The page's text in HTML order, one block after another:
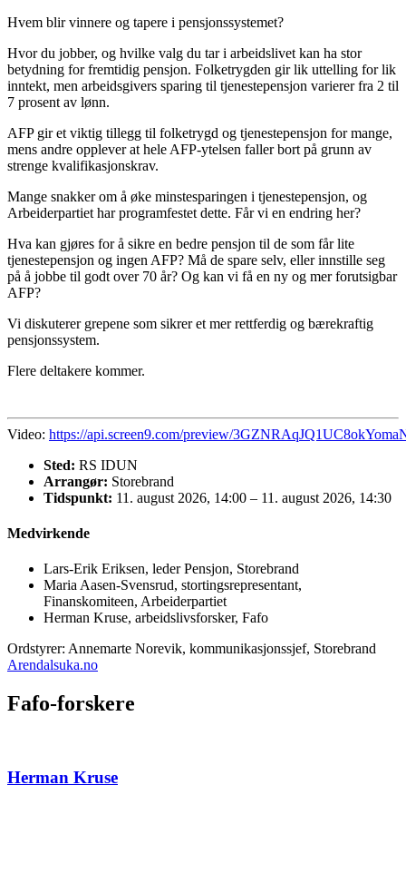
Hvem blir vinnere og tapere i pensjonssystemet?
Hvor du jobber, og hvilke valg du tar i arbeidslivet kan ha stor
betydning for fremtidig pensjon. Folketrygden gir lik uttelling for lik
inntekt, men arbeidsgivers sparing til tjenestepensjon varierer fra 2 til
7 prosent av lønn.
AFP gir et viktig tillegg til folketrygd og tjenestepensjon for mange,
mens andre opplever at hele AFP-ytelsen faller bort på grunn av
strenge kvalifikasjonskrav.
Mange snakker om å øke minstesparingen i tjenestepensjon, og
Arbeiderpartiet har programfestet dette. Får vi en endring her?
Hva kan gjøres for å sikre en bedre pensjon til de som får lite
tjenestepensjon og ingen AFP? Må de spare selv, eller innstille seg
på å jobbe til godt over 70 år? Og kan vi få en ny og mer forutsigbar
AFP?
Vi diskuterer grepene som sikrer et mer rettferdig og bærekraftig
pensjonssystem.
Flere deltakere kommer.
Video: https://api.screen9.com/preview/
Sted: RS IDUN
Arrangør: Storebrand
Tidspunkt: 11. august 2026, 14:00 – 11. august 2026, 14:30
Medvirkende
Lars-Erik Eriksen, leder Pensjon, Storebrand
Maria Aasen-Svensrud, stortingsrepresentant,
Finanskomiteen, Arbeiderpartiet
Herman Kruse, arbeidslivsforsker, Fafo
Ordstyrer: Annemarte Norevik, kommunikasjonssjef, Storebrand
Arendalsuka.no
Fafo-forskere
Herman Kruse